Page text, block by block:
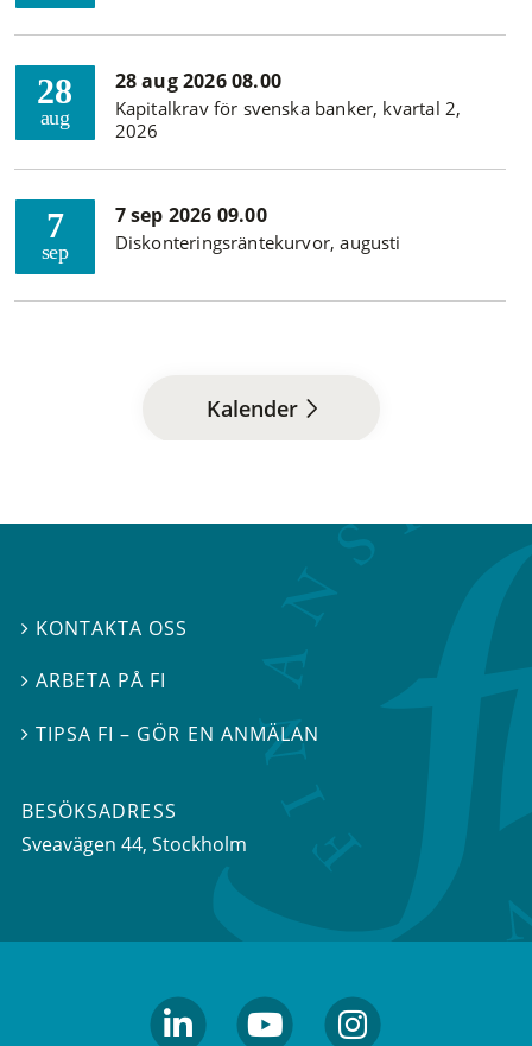
28
aug
28 aug 2026 08.00
Kapitalkrav för svenska banker, kvartal 2,
2026
7
sep
7 sep 2026 09.00
Diskonteringsräntekurvor, augusti
Kalender
 KONTAKTA OSS
ARBETA PÅ FI
TIPSA FI – GÖR EN ANMÄLAN
BESÖKSADRESS
Sveavägen 44, Stockholm